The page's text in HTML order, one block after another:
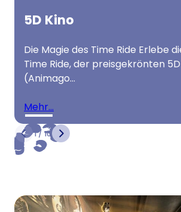
5D Kino
Die Magie des Time Ride Erlebe
Time Ride, der preisgekrönten
(Animago…
mehr…
1 / 10